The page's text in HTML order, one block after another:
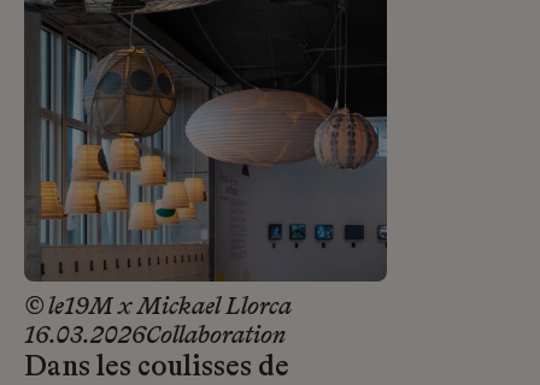
© le19M x Mickael Llorca
16.03.2026Collaboration
Dans les coulisses de